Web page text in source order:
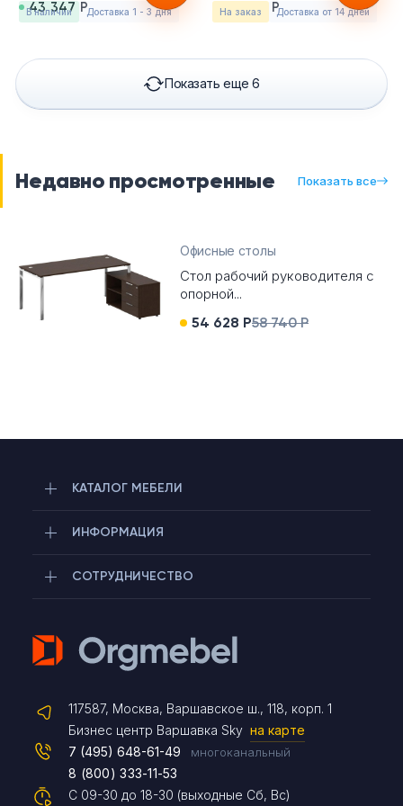
43 347 Р
в наличии Доставка 1 - 3 дня 38 306 Р
На заказ Доставка от 14 дней
Показать еще 6
Недавно просмотренные Показать все
Офисные столы
Стол рабочий руководителя с
опорной...
54 628 Р58 740 Р
КАТАЛОГ МЕБЕЛИ
ИНФОРМАЦИЯ
СОТРУДНИЧЕСТВО
117587, Москва, Варшавское ш., 118, корп. 1
Бизнес центр Варшавка Sky на карте
С 09-30 до 18-30 (выходные Сб, Вс)
7 (495) 648-61-49 многоканальный
8 (800) 333-11-53
Telegram
Max
Чат на сайте